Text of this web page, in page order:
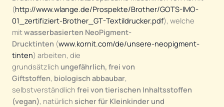
(http://www.wlange.de/Prospekte/Brother/GOTS-IMO-
01_zertifiziert-Brother_GT-Textildrucker.pdf), welche
mitwasserbasierten NeoPigment-
Drucktinten (www.kornit.com/de/unsere-neopigment-
tinten) arbeiten, die
grundsätzlich ungefährlich, frei von
Giftstoffen, biologisch abbaubar,
selbstverständlich frei von tierischen Inhaltsstoffen
(vegan), natürlich sicher für Kleinkinder und